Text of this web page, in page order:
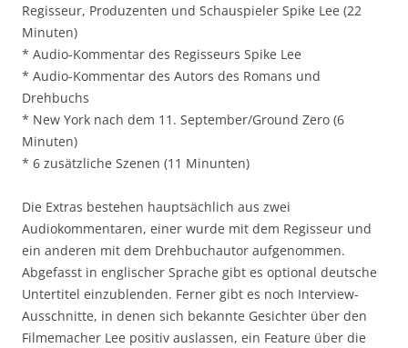
Regisseur, Produzenten und Schauspieler Spike Lee (22
Minuten)
* Audio-Kommentar des Regisseurs Spike Lee
* Audio-Kommentar des Autors des Romans und
Drehbuchs
* New York nach dem 11. September/Ground Zero (6
Minuten)
* 6 zusätzliche Szenen (11 Minunten)
Die Extras bestehen hauptsächlich aus zwei
Audiokommentaren, einer wurde mit dem Regisseur und
ein anderen mit dem Drehbuchautor aufgenommen.
Abgefasst in englischer Sprache gibt es optional deutsche
Untertitel einzublenden. Ferner gibt es noch Interview-
Ausschnitte, in denen sich bekannte Gesichter über den
Filmemacher Lee positiv auslassen, ein Feature über die